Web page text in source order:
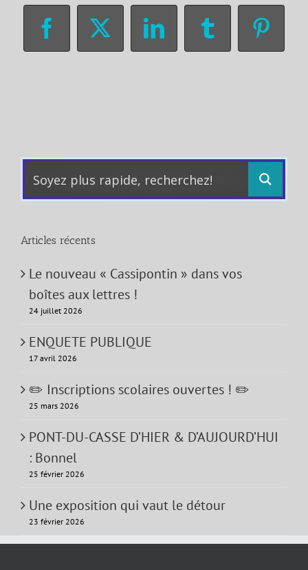
Facebook
X LinkedInTumblr
Articles récents
Le nouveau « Cassipontin » dans vos
boîtes aux lettres !
24 juillet 2026
ENQUETE PUBLIQUE
17 avril 2026
✏️ Inscriptions scolaires ouvertes ! ✏️
25 mars 2026
PONT-DU-CASSE D’HIER & D’AUJOURD’HUI
: Bonnel
25 février 2026
Une exposition qui vaut le détour
23 février 2026